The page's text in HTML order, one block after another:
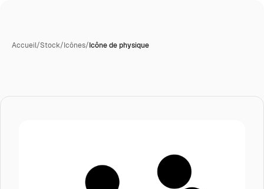
Accueil/Stock/Icônes/Icône de physique